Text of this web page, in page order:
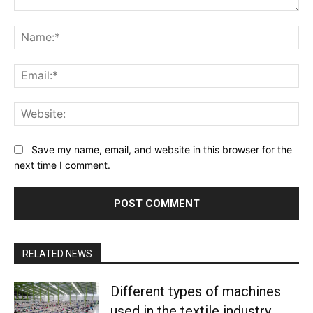
Save my name, email, and website in this browser for the
next time I comment.
RELATED NEWS
Different types of machines